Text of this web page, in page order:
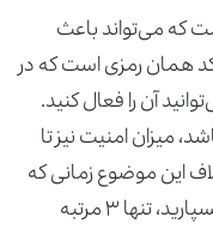
که می‌تواند باعث
همان رمزی است که در
آن را فعال کنید.
میزان امنیت نیز تا
این موضوع زمانی که
شماره‌ پین کدتان را به دست فراموشی بسپارید، تنها ۳ مرتبه